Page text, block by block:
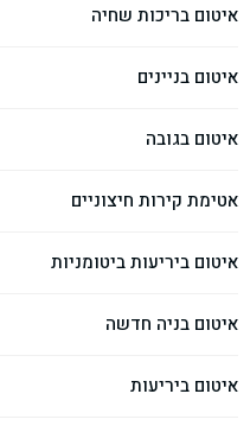
איטום בריכות שחיה
איטום בניינים
איטום בגובה
אטימת קירות חיצוניים
איטום ביריעות ביטומניות
איטום בניה חדשה
איטום ביריעות